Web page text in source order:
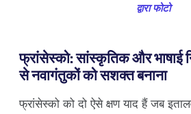
द्वारा फोटो
फ्रांसेस्को: सांस्कृतिक और भाषाई
से नवागंतुकों को सशक्त बनाना
फ्रांसेस्को को दो ऐसे क्षण याद हैं जब